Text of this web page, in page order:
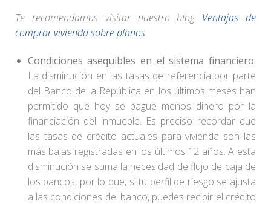
Te recomendamos visitar nuestro blog Ventajas de
comprar vivienda sobre planos
Condiciones asequibles en el sistema financiero:
La disminución en las tasas de referencia por parte
del Banco de la República en los últimos meses han
permitido que hoy se pague menos dinero por la
financiación del inmueble. Es preciso recordar que
las tasas de crédito actuales para vivienda son las
más bajas registradas en los últimos 12 años. A esta
disminución se suma la necesidad de flujo de caja de
los bancos, por lo que, si tu perfil de riesgo se ajusta
a las condiciones del banco, puedes recibir el crédito